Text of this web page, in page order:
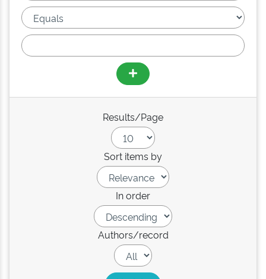
Results/Page
Sort items by
In order
Authors/record